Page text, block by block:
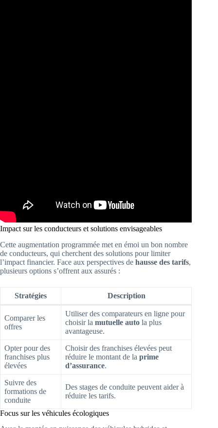
Impact sur les conducteurs et solutions envisageables
Cette augmentation programmée met en émoi un bon nombre
de conducteurs, qui cherchent des solutions pour limiter
l’impact financier. Face aux perspectives de hausse des tarifs,
plusieurs options s’offrent aux assurés :
Stratégies Description
Comparer les
offres
Utiliser des comparateurs en ligne pour
choisir la mutuelle auto la plus
avantageuse.
Opter pour des
franchises plus
élevées
Choisir des franchises élevées peut
réduire le montant de la prime
d’assurance.
Suivre des
formations de
conduite
Des stages de conduite peuvent aider à
réduire les tarifs.
Focus sur les véhicules écologiques